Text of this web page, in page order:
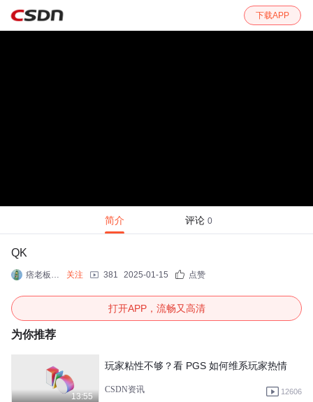
下载APP
简介 评论 0
QK
痞老板_sir 关注 381 2025-01-15 点赞
打开APP，流畅又高清
为你推荐
13:55
玩家粘性不够？看 PGS 如何维系玩家热情
CSDN资讯 12606